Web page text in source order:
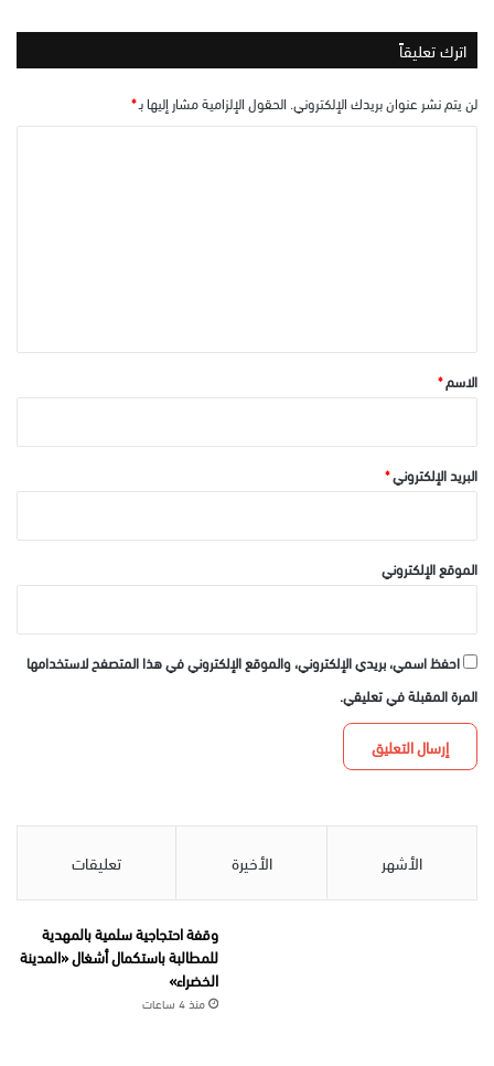
اترك تعليقاً
لن يتم نشر عنوان بريدك الإلكتروني. الحقول الإلزامية مشار إليها بـ*
*الاسم*
البريد الإلكتروني*
الموقع الإلكتروني
احفظ اسمي، بريدي الإلكتروني، والموقع الإلكتروني في هذا المتصفح لاستخدامها
المرة المقبلة في تعليقي.
الأشهر الأخيرة تعليقات
وقفة احتجاجية سلمية بالمهدية
للمطالبة باستكمال أشغال «المدينة
الخضراء»
منذ 4 ساعات